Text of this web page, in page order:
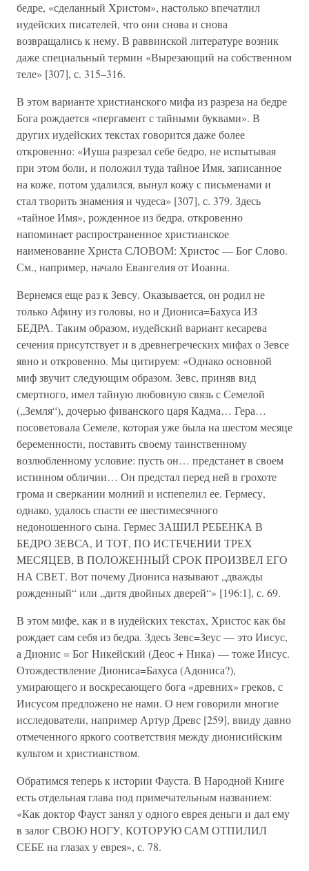
бедре, «сделанный Христом», настолько впечатлил
иудейских писателей, что они снова и снова
возвращались к нему. В раввинской литературе возник
даже специальный термин «Вырезающий на собственном
теле» [307], с. 315–316.
В этом варианте христианского мифа из разреза на бедре
Бога рождается «пергамент с тайными буквами». В
других иудейских текстах говорится даже более
откровенно: «Иуша разрезал себе бедро, не испытывая
при этом боли, и положил туда тайное Имя, записанное
на коже, потом удалился, вынул кожу с письменами и
стал творить знамения и чудеса» [307], с. 379. Здесь
«тайное Имя», рожденное из бедра, откровенно
напоминает распространенное христианское
наименование Христа СЛОВОМ: Христос — Бог Слово.
См., например, начало Евангелия от Иоанна.
Вернемся еще раз к Зевсу. Оказывается, он родил не
только Афину из головы, но и Диониса=Бахуса ИЗ
БЕДРА. Таким образом, иудейский вариант кесарева
сечения присутствует и в древнегреческих мифах о Зевсе
явно и откровенно. Мы цитируем: «Однако основной
миф звучит следующим образом. Зевс, приняв вид
смертного, имел тайную любовную связь с Семелой
(„Земля“), дочерью фиванского царя Кадма… Гера…
посоветовала Семеле, которая уже была на шестом месяце
беременности, поставить своему таинственному
возлюбленному условие: пусть он… предстанет в своем
истинном обличии… Он предстал перед ней в грохоте
грома и сверкании молний и испепелил ее. Гермесу,
однако, удалось спасти ее шестимесячного
недоношенного сына. Гермес ЗАШИЛ РЕБЕНКА В
БЕДРО ЗЕВСА, И ТОТ, ПО ИСТЕЧЕНИИ ТРЕХ
МЕСЯЦЕВ, В ПОЛОЖЕННЫЙ СРОК ПРОИЗВЕЛ ЕГО
НА СВЕТ. Вот почему Диониса называют „дважды
рожденный“ или „дитя двойных дверей“» [196:1], с. 69.
В этом мифе, как и в иудейских текстах, Христос как бы
рождает сам себя из бедра. Здесь Зевс=Зеус — это Иисус,
а Дионис = Бог Никейский (Деос + Ника) — тоже Иисус.
Отождествление Диониса=Бахуса (Адониса?),
умирающего и воскресающего бога «древних» греков, с
Иисусом предложено не нами. О нем говорили многие
исследователи, например Артур Древс [259], ввиду давно
отмеченного яркого соответствия между дионисийским
культом и христианством.
Обратимся теперь к истории Фауста. В Народной Книге
есть отдельная глава под примечательным названием:
«Как доктор Фауст занял у одного еврея деньги и дал ему
в залог СВОЮ НОГУ, КОТОРУЮ САМ ОТПИЛИЛ
СЕБЕ на глазах у еврея», с. 78.